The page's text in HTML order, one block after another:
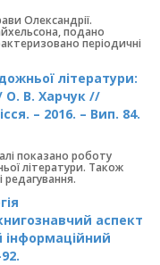
Олександрії.
подано
періодичні
літератури:
О. В. Харчук //
– 2016. – Вип. 84.
показано роботу
літератури. Також
редагування.
аспект
інформаційний